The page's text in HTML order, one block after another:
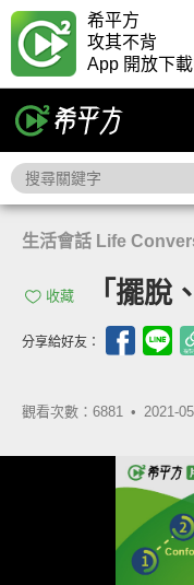
希平方
攻其不背
App 開放下
生活會話 Life
收藏 「擺
分享給好友：
觀看次數：6881 • 2021-